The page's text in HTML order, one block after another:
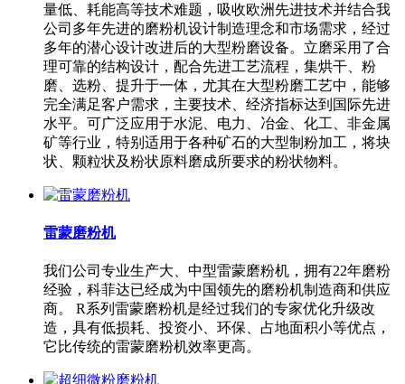
量低、耗能高等技术难题，吸收欧洲先进技术并结合我
公司多年先进的磨粉机设计制造理念和市场需求，经过
多年的潜心设计改进后的大型粉磨设备。立磨采用了合
理可靠的结构设计，配合先进工艺流程，集烘干、粉
磨、选粉、提升于一体，尤其在大型粉磨工艺中，能够
完全满足客户需求，主要技术、经济指标达到国际先进
水平。可广泛应用于水泥、电力、冶金、化工、非金属
矿等行业，特别适用于各种矿石的大型制粉加工，将块
状、颗粒状及粉状原料磨成所要求的粉状物料。
雷蒙磨粉机
我们公司专业生产大、中型雷蒙磨粉机，拥有22年磨粉
经验，科菲达已经成为中国领先的磨粉机制造商和供应
商。 R系列雷蒙磨粉机是经过我们的专家优化升级改
造，具有低损耗、投资小、环保、占地面积小等优点，
它比传统的雷蒙磨粉机效率更高。